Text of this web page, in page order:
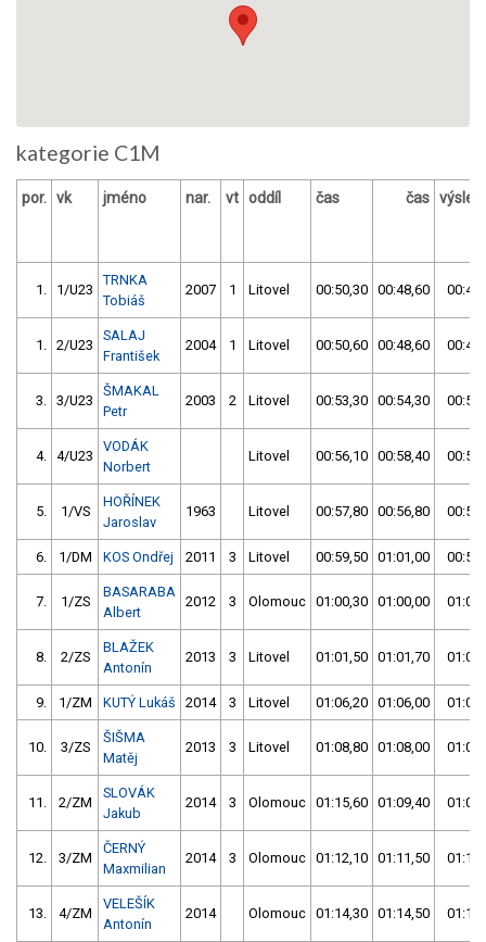
kategorie C1M
por. vk jméno nar. vt oddíl čas čas
1. 1/U23
TRNKA
Tobiáš
2007 1 Litovel 00:50,30 00:48,60
1. 2/U23
SALAJ
František
2004 1 Litovel 00:50,60 00:48,60
3. 3/U23
ŠMAKAL
Petr
2003 2 Litovel 00:53,30 00:54,30
4. 4/U23
VODÁK
Norbert
Litovel 00:56,10 00:58,40
5. 1/VS
HOŘÍNEK
Jaroslav
1963 Litovel 00:57,80 00:56,80
6. 1/DM KOS Ondřej 2011 3 Litovel 00:59,50 01:01,00
7. 1/ZS
BASARABA
Albert
2012 3 Olomouc 01:00,30 01:00,00
8. 2/ZS
BLAŽEK
Antonín
2013 3 Litovel 01:01,50 01:01,70
9. 1/ZM KUTÝ Lukáš 2014 3 Litovel 01:06,20 01:06,00
10. 3/ZS
ŠIŠMA
Matěj
2013 3 Litovel 01:08,80 01:08,00
11. 2/ZM
SLOVÁK
Jakub
2014 3 Olomouc 01:15,60 01:09,40
12. 3/ZM
ČERNÝ
Maxmilian
2014 3 Olomouc 01:12,10 01:11,50
13. 4/ZM
VELEŠÍK
Antonín
2014 Olomouc 01:14,30 01:14,50